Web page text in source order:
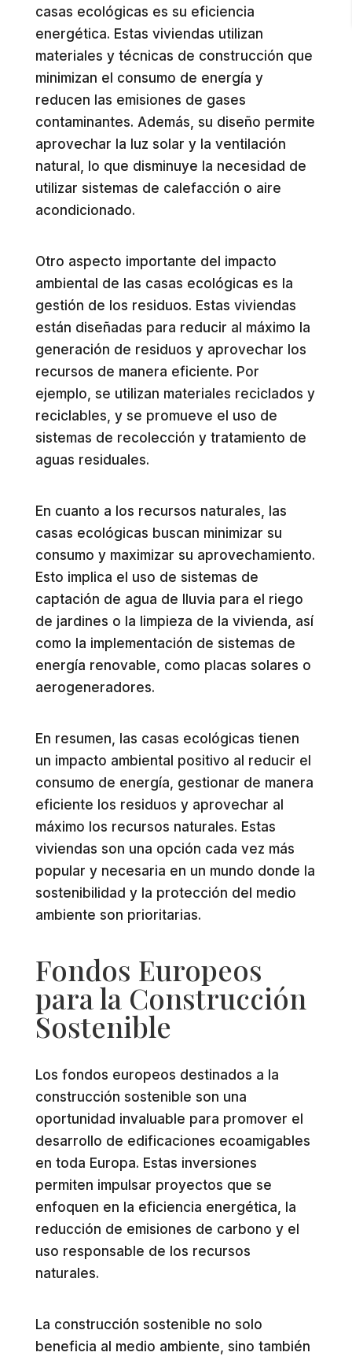
casas ecológicas es su eficiencia
energética. Estas viviendas utilizan
materiales y técnicas de construcción que
minimizan el consumo de energía y
reducen las emisiones de gases
contaminantes. Además, su diseño permite
aprovechar la luz solar y la ventilación
natural, lo que disminuye la necesidad de
utilizar sistemas de calefacción o aire
acondicionado.
Otro aspecto importante del impacto
ambiental de las casas ecológicas es la
gestión de los residuos. Estas viviendas
están diseñadas para reducir al máximo la
generación de residuos y aprovechar los
recursos de manera eficiente. Por
ejemplo, se utilizan materiales reciclados y
reciclables, y se promueve el uso de
sistemas de recolección y tratamiento de
aguas residuales.
En cuanto a los recursos naturales, las
casas ecológicas buscan minimizar su
consumo y maximizar su aprovechamiento.
Esto implica el uso de sistemas de
captación de agua de lluvia para el riego
de jardines o la limpieza de la vivienda, así
como la implementación de sistemas de
energía renovable, como placas solares o
aerogeneradores.
En resumen, las casas ecológicas tienen
un impacto ambiental positivo al reducir el
consumo de energía, gestionar de manera
eficiente los residuos y aprovechar al
máximo los recursos naturales. Estas
viviendas son una opción cada vez más
popular y necesaria en un mundo donde la
sostenibilidad y la protección del medio
ambiente son prioritarias.
Fondos Europeos
para la Construcción
Sostenible
Los fondos europeos destinados a la
construcción sostenible son una
oportunidad invaluable para promover el
desarrollo de edificaciones ecoamigables
en toda Europa. Estas inversiones
permiten impulsar proyectos que se
enfoquen en la eficiencia energética, la
reducción de emisiones de carbono y el
uso responsable de los recursos
naturales.
La construcción sostenible no solo
beneficia al medio ambiente, sino también